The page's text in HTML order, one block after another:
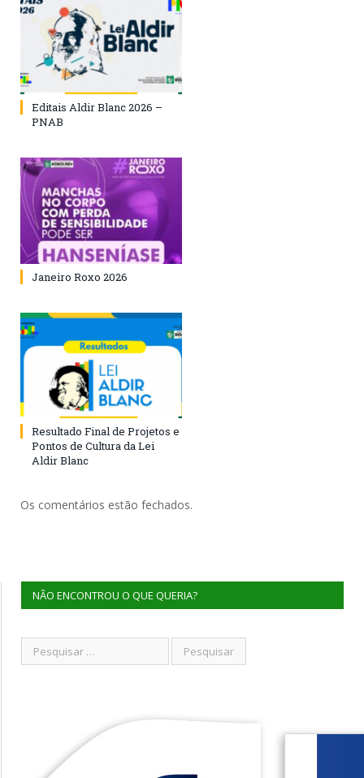
Editais Aldir Blanc 2026 –
PNAB
Janeiro Roxo 2026
Resultado Final de Projetos e
Pontos de Cultura da Lei
Aldir Blanc
Os comentários estão fechados.
NÃO ENCONTROU O QUE QUERIA?